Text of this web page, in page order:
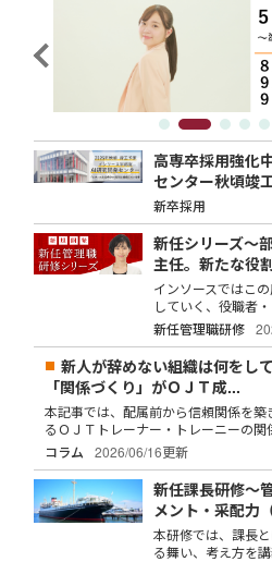
高専卒採用強化
センター秋頃竣
新卒採用
新任シリーズ～
主任。新たな役
インソースではこ
していく、役職者
新任管理職研修
新人が辞めない組織は何をし
「関係づくり」がＯＪＴ成...
本記事では、配属前から信頼関係を築
るＯＪＴトレーナー・トレーニーの関
コラム
2026/06/16更新
新任課長研修～
メント・采配力
本研修では、課長
る舞い、考え方を